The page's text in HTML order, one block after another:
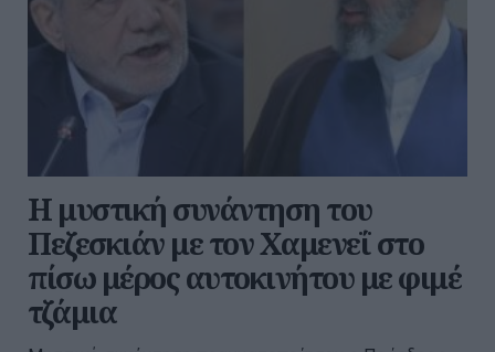
Η μυστική συνάντηση του
Πεζεσκιάν με τον Χαμενεΐ στο
πίσω μέρος αυτοκινήτου με φιμέ
τζάμια